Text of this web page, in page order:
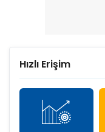
Hızlı Erişim